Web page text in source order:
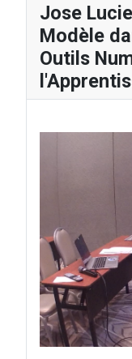
Jose
Modèle
Outils